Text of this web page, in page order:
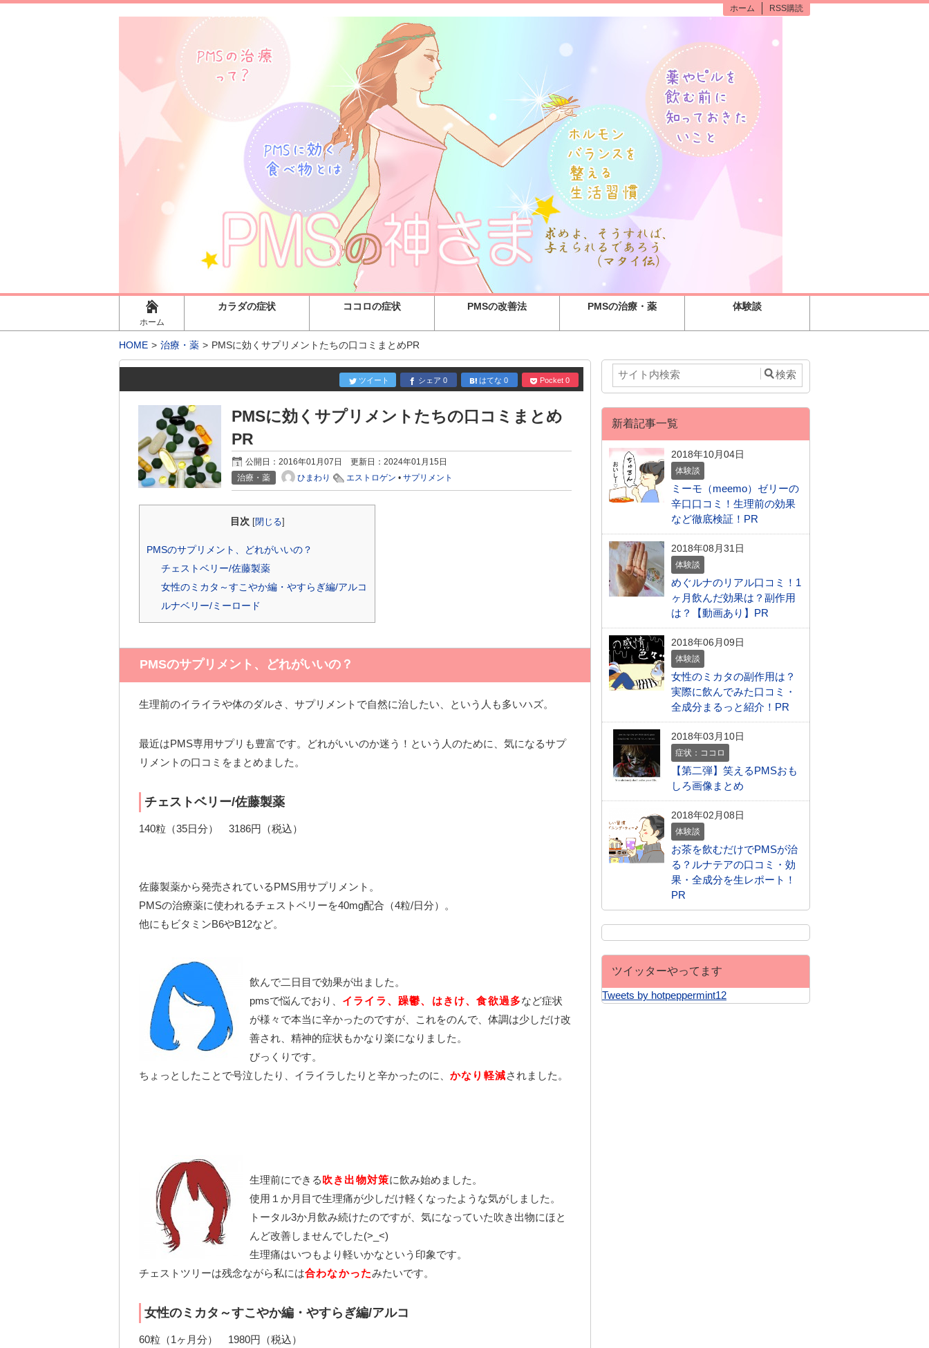
RSS購読
ホーム
ホーム
カラダの症状 ココロの症状 PMSの改善法 PMSの治療・薬 体験談
HOME 治療・薬 PMSに効くサプリメントたちの口コミまとめPR
ツイート シェア 0 はてな 0 Pocket 0
PMSに効くサプリメントたちの口コミまとめ
PR
公開日：2016年01月07日 更新日：2024年01月15日
治療・薬
ひまわり エストロゲン •サプリメント
目次 [閉じる]
PMSのサプリメント、どれがいいの？
チェストベリー/佐藤製薬
女性のミカタ～すこやか編・やすらぎ編/アルコ
ルナベリー/ミーロード
PMSのサプリメント、どれがいいの？
生理前のイライラや体のダルさ、サプリメントで自然に治したい、という人も多いハズ。
最近はPMS専用サプリも豊富です。どれがいいのか迷う！という人のために、気になるサプ
リメントの口コミをまとめました。
チェストベリー/佐藤製薬
140粒（35日分） 3186円（税込）
佐藤製薬から発売されているPMS用サプリメント。
PMSの治療薬に使われるチェストベリーを40mg配合（4粒/日分）。
他にもビタミンB6やB12など。
飲んで二日目で効果が出ました。
pmsで悩んでおり、 イライラ、躁鬱、はきけ、食欲過多など症状
が様々で本当に辛かったのですが、これをのんで、体調は少しだけ改
善され、精神的症状もかなり楽になりました。
びっくりです。
ちょっとしたことで号泣したり、イライラしたりと辛かったのに、 かなり軽減されました。
生理前にできる吹き出物対策に飲み始めました。
使用１か月目で生理痛が少しだけ軽くなったような気がしました。
トータル3か月飲み続けたのですが、気になっていた吹き出物にほと
んど改善しませんでした(>_<)
生理痛はいつもより軽いかなという印象です。
チェストツリーは残念ながら私には合わなかったみたいです。
女性のミカタ～すこやか編・やすらぎ編/アルコ
60粒（1ヶ月分） 1980円（税込）
新着記事一覧
2018年10月04日
体験談
ミーモ（meemo）ゼリーの
辛口口コミ！生理前の効果
など徹底検証！PR
2018年08月31日
体験談
めぐルナのリアル口コミ！1
ヶ月飲んだ効果は？副作用
は？【動画あり】PR
2018年06月09日
体験談
女性のミカタの副作用は？
実際に飲んでみた口コミ・
全成分まるっと紹介！PR
2018年03月10日
症状：ココロ
【第二弾】笑えるPMSおも
しろ画像まとめ
2018年02月08日
体験談
お茶を飲むだけでPMSが治
る？ルナテアの口コミ・効
果・全成分を生レポート！
PR
ツイッターやってます
Tweets by hotpeppermint12